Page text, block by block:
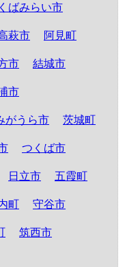
ばみらい市
萩市 阿見町
市 結城市
市
がうら市 茨城町
つくば市
日立市 五霞町
町 守谷市
筑西市